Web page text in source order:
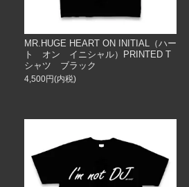
MR.HUGE HEART ON INITIAL（ハー
ト オン イニシャル）PRINTED T
シャツ ブラック
4,500円(内税)